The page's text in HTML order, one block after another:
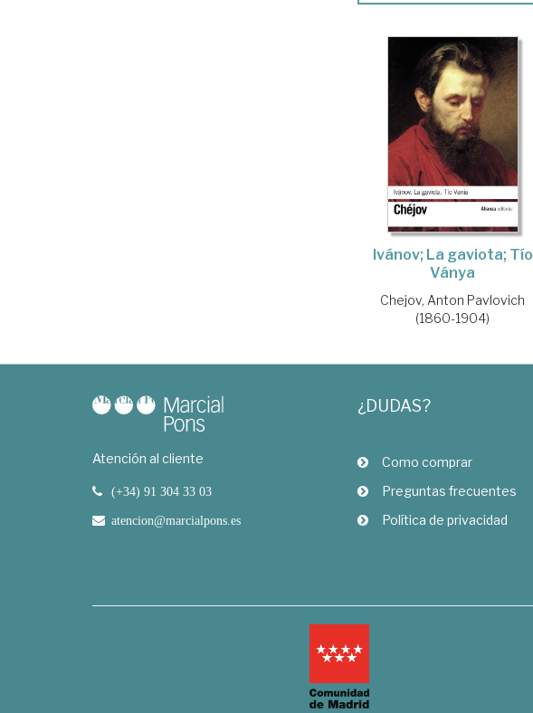
Ivánov; La gaviota; Tío
Ványa
Chejov, Anton Pavlovich
(1860-1904)
Atención al cliente
(+34) 91 304 33 03
atencion@marcialpons.es
¿DUDAS?
Como comprar
Preguntas frecuentes
Política de privacidad